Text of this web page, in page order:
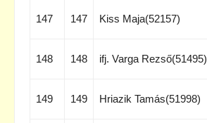
147 147 Kiss Maja(52157)
148 148 ifj. Varga Rezső(51495)
149 149 Hriazik Tamás(51998)